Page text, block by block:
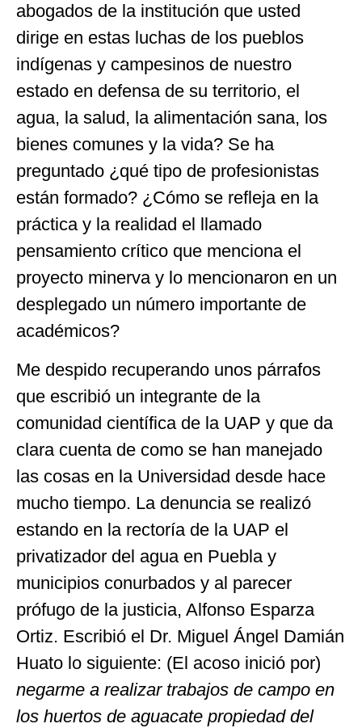
abogados de la institución que usted
dirige en estas luchas de los pueblos
indígenas y campesinos de nuestro
estado en defensa de su territorio, el
agua, la salud, la alimentación sana, los
bienes comunes y la vida? Se ha
preguntado ¿qué tipo de profesionistas
están formado? ¿Cómo se refleja en la
práctica y la realidad el llamado
pensamiento crítico que menciona el
proyecto minerva y lo mencionaron en un
desplegado un número importante de
académicos?
Me despido recuperando unos párrafos
que escribió un integrante de la
comunidad científica de la UAP y que da
clara cuenta de como se han manejado
las cosas en la Universidad desde hace
mucho tiempo. La denuncia se realizó
estando en la rectoría de la UAP el
privatizador del agua en Puebla y
municipios conurbados y al parecer
prófugo de la justicia, Alfonso Esparza
Ortiz. Escribió el Dr. Miguel Ángel Damián
Huato lo siguiente: (El acoso inició por)
negarme a realizar trabajos de campo en
los huertos de aguacate propiedad del